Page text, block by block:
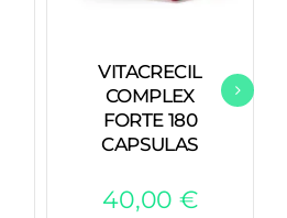
VITACRECIL
COMPLEX
FORTE 180
CAPSULAS
40,00 €